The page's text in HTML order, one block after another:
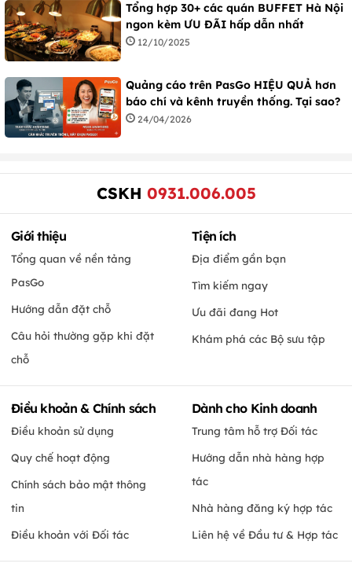
Tổng hợp 30+ các quán BUFFET Hà Nội
ngon kèm ƯU ĐÃI hấp dẫn nhất
12/10/2025
Quảng cáo trên PasGo HIỆU QUẢ hơn
báo chí và kênh truyền thống. Tại sao?
24/04/2026
CSKH 0931.006.005
Giới thiệu
Tổng quan về nền tảng
PasGo
Hướng dẫn đặt chỗ
Câu hỏi thường gặp khi đặt
chỗ
Tiện ích
Địa điểm gần bạn
Tìm kiếm ngay
Ưu đãi đang Hot
Khám phá các Bộ sưu tập
Điều khoản & Chính sách
Điều khoản sử dụng
Quy chế hoạt động
Chính sách bảo mật thông
tin
Điều khoản với Đối tác
Dành cho Kinh doanh
Trung tâm hỗ trợ Đối tác
Hướng dẫn nhà hàng hợp
tác
Nhà hàng đăng ký hợp tác
Liên hệ về Đầu tư & Hợp tác